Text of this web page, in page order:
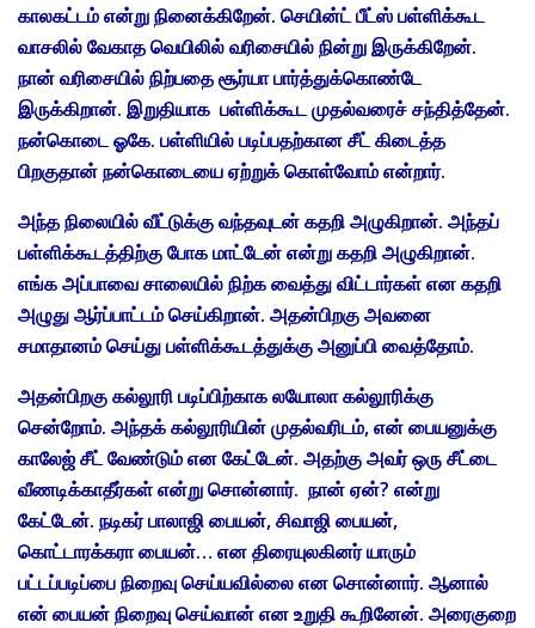
காலகட்டம் என்று நினைக்கிறேன். செயின்ட் பீட்ஸ் பள்ளிக்கூட
வாசலில் வேகாத வெயிலில் வரிசையில் நின்று இருக்கிறேன்.
நான் வரிசையில் நிற்பதை சூர்யா பார்த்துக்கொண்டே
இருக்கிறான். இறுதியாக பள்ளிக்கூட முதல்வரைச் சந்தித்தேன்.
நன்கொடை ஓகே. பள்ளியில் படிப்பதற்கான சீட் கிடைத்த
பிறகுதான் நன்கொடையை ஏற்றுக் கொள்வோம் என்றார்.
அந்த நிலையில் வீட்டுக்கு வந்தவுடன் கதறி அழுகிறான். அந்தப்
பள்ளிக்கூடத்திற்கு போக மாட்டேன் என்று கதறி அழுகிறான்.
எங்க அப்பாவை சாலையில் நிற்க வைத்து விட்டார்கள் என கதறி
அழுது ஆர்ப்பாட்டம் செய்கிறான். அதன்பிறகு அவனை
சமாதானம் செய்து பள்ளிக்கூடத்துக்கு அனுப்பி வைத்தோம்.
அதன்பிறகு கல்லூரி படிப்பிற்காக லயோலா கல்லூரிக்கு
சென்றோம். அந்தக் கல்லூரியின் முதல்வரிடம், என் பையனுக்கு
காலேஜ் சீட் வேண்டும் என கேட்டேன். அதற்கு அவர் ஒரு சீட்டை
வீணடிக்காதீர்கள் என்று சொன்னார். நான் ஏன்? என்று
கேட்டேன். நடிகர் பாலாஜி பையன், சிவாஜி பையன்,
கொட்டாரக்கரா பையன்… என திரையுலகினர் யாரும்
பட்டப்படிப்பை நிறைவு செய்யவில்லை என சொன்னார். ஆனால்
என் பையன் நிறைவு செய்வான் என உறுதி கூறினேன். அரைகுறை